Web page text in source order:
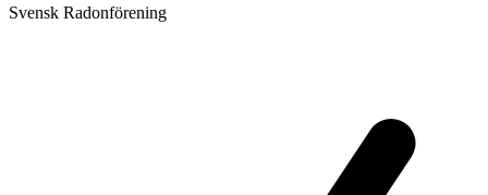
Svensk Radonförening